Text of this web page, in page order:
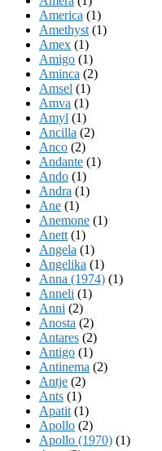
America (1)
Amethyst (1)
Amex (1)
Amigo (1)
Aminca (2)
Amsel (1)
Amva (1)
Amyl (1)
Ancilla (2)
Anco (2)
Andante (1)
Ando (1)
Andra (1)
Ane (1)
Anemone (1)
Anett (1)
Angela (1)
Angelika (1)
Anna (1974) (1)
Anneli (1)
Anni (2)
Anosta (2)
Antares (2)
Antigo (1)
Antinema (2)
Antje (2)
Ants (1)
Apatit (1)
Apollo (2)
Apollo (1970) (1)